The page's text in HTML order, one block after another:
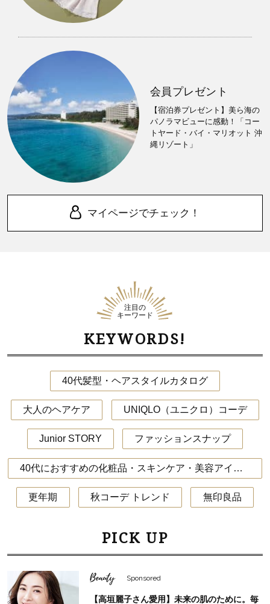
会員プレゼント
【宿泊券プレゼント】美ら海の
パノラマビューに感動！「コー
トヤード・バイ・マリオット 沖
縄リゾート」
マイページでチェック！
注目の
キーワード
KEYWORDS!
40代髪型・ヘアスタイルカタログ
大人のヘアケア UNIQLO（ユニクロ）コーデ
Junior STORY ファッションスナップ
40代におすすめの化粧品・スキンケア・美容アイテム
更年期 秋コーデ トレンド 無印良品
PICK UP
Beauty Sponsored
【高垣麗子さん愛用】未来の肌のために。毎